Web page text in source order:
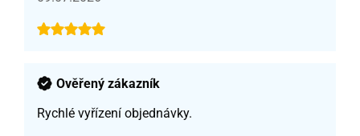
Ověřený zákazník
Rychlé vyřízení objednávky.